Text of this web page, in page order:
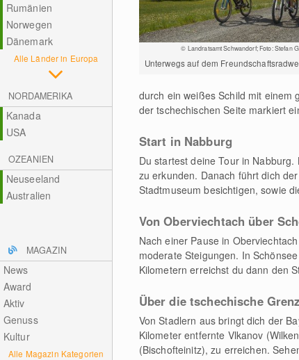
Rumänien
Norwegen
Dänemark
Alle Länder in Europa
NORDAMERIKA
Kanada
USA
OZEANIEN
Neuseeland
Australien
MAGAZIN
News
Award
Aktiv
Genuss
Kultur
Alle Magazin Kategorien
© Landratsamt Schwandorf; Foto: Stefan
Unterwegs auf dem
durch ein weißes Schild mit einem
der tschechischen Seite markiert
Start in Nabburg
Du startest deine Tour in
zu erkunden. Danach führt dich
Stadtmuseum besichtigen, sowie
Von Oberviechtach über
Nach einer Pause in
moderate Steigungen. In
Kilometern erreichst du dann den
Über die tschechische
Von Stadlern aus bringt dich der
Kilometer entfernte Vlkanov
(Bischofteinitz), zu erreichen.